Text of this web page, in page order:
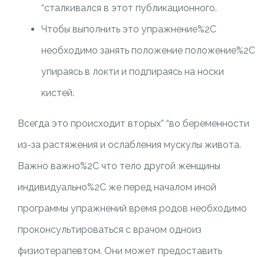
“сталкивался в этот публикационного.
Чтобы выполнить это упражнение%2C
необходимо занять положение положение%2C
упираясь в локти и подпираясь на носки
кистей.
Всегда это происходит вторых” “во беременности
из-за растяжения и ослабления мускулы живота.
Важно важно%2C что тело другой женщины
индивидуально%2C же перед началом иной
программы упражнений время родов необходимо
проконсультироваться с врачом одноиз
физиотерапевтом. Они может предоставить